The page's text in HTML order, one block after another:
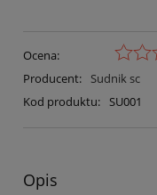
Ocena:
Producent:
Sudnik sc
Kod produktu: SU001
Opis